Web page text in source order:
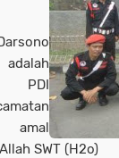
adalah
PDI
amal
SWT (H2o)